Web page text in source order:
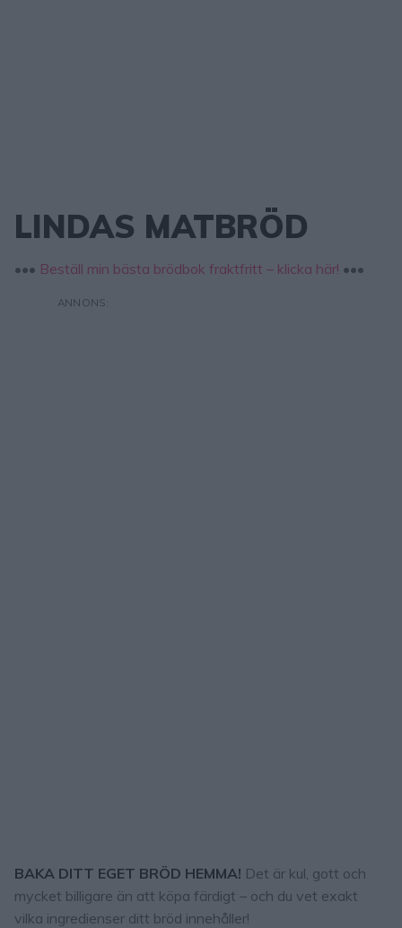
LINDAS MATBRÖD
••• Beställ min bästa brödbok fraktfritt – klicka här! •••
BAKA DITT EGET BRÖD HEMMA! Det är kul, gott och
mycket billigare än att köpa färdigt – och du vet exakt
vilka ingredienser ditt bröd innehåller!